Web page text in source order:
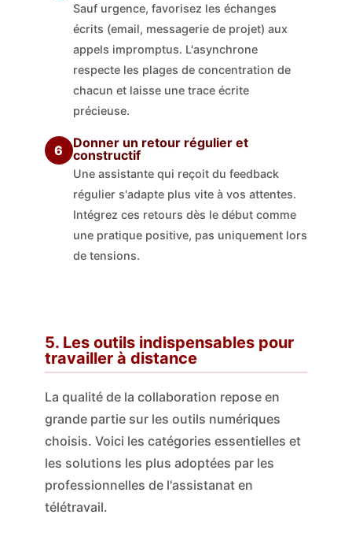
Sauf urgence, favorisez les échanges
écrits (email, messagerie de projet) aux
appels impromptus. L'asynchrone
respecte les plages de concentration de
chacun et laisse une trace écrite
précieuse.
6
Donner un retour régulier et
constructif
Une assistante qui reçoit du feedback
régulier s'adapte plus vite à vos attentes.
Intégrez ces retours dès le début comme
une pratique positive, pas uniquement lors
de tensions.
5. Les outils indispensables pour
travailler à distance
La qualité de la collaboration repose en
grande partie sur les outils numériques
choisis. Voici les catégories essentielles et
les solutions les plus adoptées par les
professionnelles de l'assistanat en
télétravail.